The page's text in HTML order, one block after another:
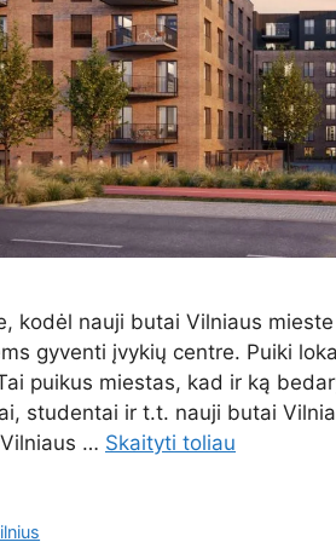
kodėl nauji butai Vilniaus
gyventi įvykių centre. Puiki
puikus miestas, kad ir ką
studentai ir t.t. nauji butai
… Skaityti toliau